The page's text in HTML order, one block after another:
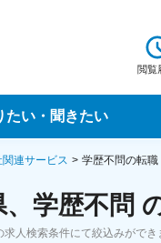
閲覧
たい・聞きたい
職
連サービス 学歴不問の転職
学歴不問
人検索条件にて絞込みができ